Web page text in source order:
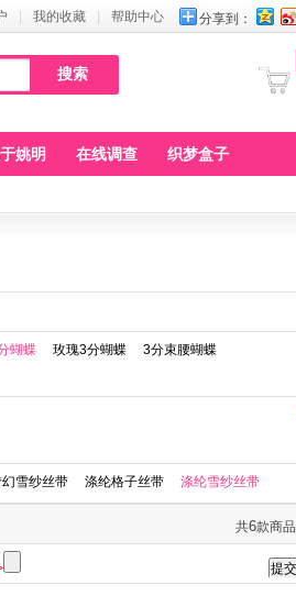
分享到：
我的收藏 帮助中心
姚明 在线调查 织梦盒子
蝴蝶 玫瑰3分蝴蝶 3分束腰蝴蝶
雪纱丝带 涤纶格子丝带 涤纶雪纱丝带
共6款商品